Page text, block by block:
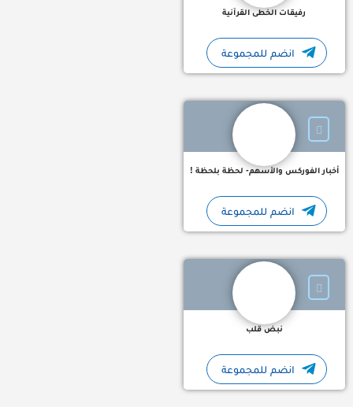
رفيقات الخطى القرآنية
انضم للمجموعة
أخبار الفوركس والأسهم- لحظة بلحظة !
أخبار الفوركس والأسهم مباشرة - لحظة بلحظة !⚡️📈💰 أسرع واهم
انضم للمجموعة
نبض قلب
نبض قلب قنوات تلجرام اسلامية خواطر آيات قرآنية حالات قرآنية
انضم للمجموعة
انشروا الأمل في النفوس ، بثوا التفاؤل في الأرواح ، وتأكدوا أن